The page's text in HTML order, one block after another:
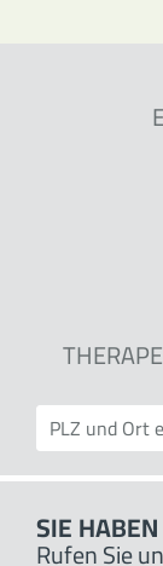
SIE
Rufen Sie